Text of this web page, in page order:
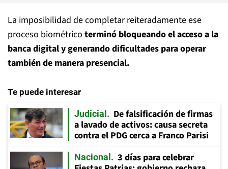
La imposibilidad de completar reiteradamente ese
proceso biométrico terminó bloqueando el acceso a la
banca digital y generando dificultades para operar
también de manera presencial.
Te puede interesar
Judicial
De falsificación de firmas
a lavado de activos: causa secreta
contra el PDG cerca a Franco Parisi
Nacional
3 días para celebrar